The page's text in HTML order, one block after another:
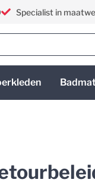
Specialist in